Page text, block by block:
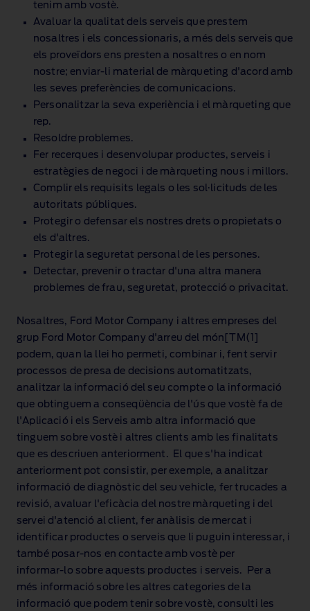
tenim amb vostè.
Avaluar la qualitat dels serveis que prestem
nosaltres i els concessionaris, a més dels serveis que
els proveïdors ens presten a nosaltres o en nom
nostre; enviar‑li material de màrqueting d'acord amb
les seves preferències de comunicacions.
Personalitzar la seva experiència i el màrqueting que
rep.
Resoldre problemes.
Fer recerques i desenvolupar productes, serveis i
estratègies de negoci i de màrqueting nous i millors.
Complir els requisits legals o les sol·licituds de les
autoritats públiques.
Protegir o defensar els nostres drets o propietats o
els d'altres.
Protegir la seguretat personal de les persones.
Detectar, prevenir o tractar d'una altra manera
problemes de frau, seguretat, protecció o privacitat.
Nosaltres, Ford Motor Company i altres empreses del
grup Ford Motor Company d'arreu del món[TM(1]
podem, quan la llei ho permeti, combinar i, fent servir
processos de presa de decisions automatitzats,
analitzar la informació del seu compte o la informació
que obtinguem a conseqüència de l'ús que vostè fa de
l'Aplicació i els Serveis amb altra informació que
tinguem sobre vostè i altres clients amb les finalitats
que es descriuen anteriorment. El que s'ha indicat
anteriorment pot consistir, per exemple, a analitzar
informació de diagnòstic del seu vehicle, fer trucades a
revisió, avaluar l'eficàcia del nostre màrqueting i del
servei d'atenció al client, fer anàlisis de mercat i
identificar productes o serveis que li puguin interessar, i
també posar‑nos en contacte amb vostè per
informar‑lo sobre aquests productes i serveis. Per a
més informació sobre les altres categories de la
informació que podem tenir sobre vostè, consulti les